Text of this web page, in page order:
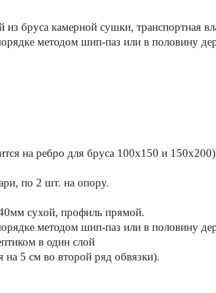
бруса камерной сушки, транспортная
методом шип-паз или в половину
на ребро для бруса 100х150 и
по 2 шт. на опору.
сухой, профиль прямой.
методом шип-паз или в половину
в один слой
5 см во второй ряд обвязки).